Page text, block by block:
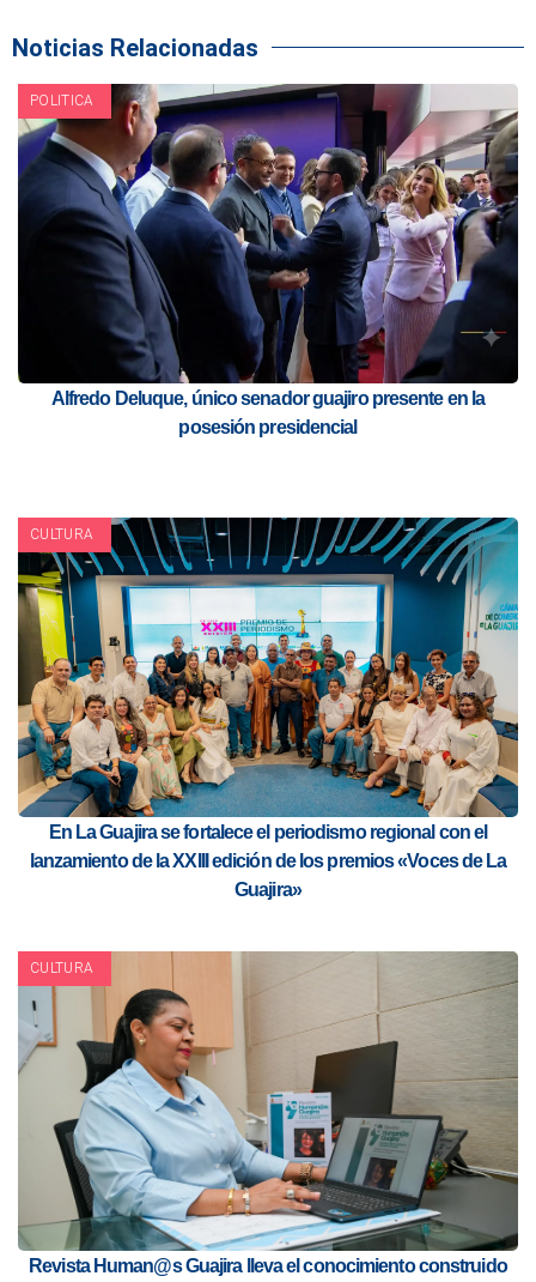
Noticias Relacionadas
POLITICA
Alfredo Deluque, único senador guajiro presente en la
posesión presidencial
CULTURA
En La Guajira se fortalece el periodismo regional con el
lanzamiento de la XXIII edición de los premios «Voces de La
Guajira»
CULTURA
Revista Human@s Guajira lleva el conocimiento construido